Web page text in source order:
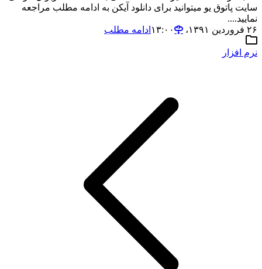
سایت پاتوق یو میتوانید برای دانلود آیکن به ادامه مطلب مراجعه
نمایید....
۲۶ فروردین ۱۳۹۱،‏ ۱۳:۰۰
ادامه مطلب
نرم افزار